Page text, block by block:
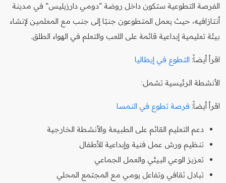
الفرصة التطوعية ستكون داخل روضة “دومي دارزيليس” في مدينة
أنتازافيه، حيث يعمل المتطوعون جنبًا إلى جنب مع المعلمين لإنشاء
بيئة تعليمية إبداعية قائمة على اللعب والتعلم في الهواء الطلق.
اقرأ أيضاً: التطوع في إيطاليا
الأنشطة الرئيسية تشمل:
اقرأ أيضاً: فرصة تطوع في النمسا
دعم التعليم القائم على الطبيعة والأنشطة الخارجية
تنظيم ورش عمل فنية وإبداعية للأطفال
تعزيز الوعي البيئي والعمل الجماعي
تبادل ثقافي وتفاعل يومي مع المجتمع المحلي